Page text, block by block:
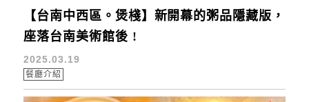
【台南中西區。煲棧】新開幕的粥品隱藏版，
座落台南美術館後 !
2025.03.19
餐廳介紹